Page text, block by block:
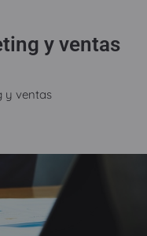
y ventas
y ventas